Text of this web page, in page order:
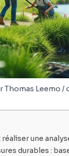
Thomas Leemo /
une
durables :